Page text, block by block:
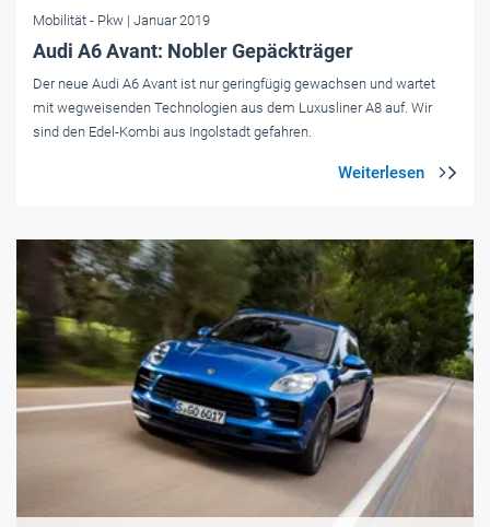
Mobilität - Pkw | Januar 2019
Audi A6 Avant: Nobler Gepäckträger
Der neue Audi A6 Avant ist nur geringfügig gewachsen und wartet
mit wegweisenden Technologien aus dem Luxusliner A8 auf. Wir
sind den Edel-Kombi aus Ingolstadt gefahren.